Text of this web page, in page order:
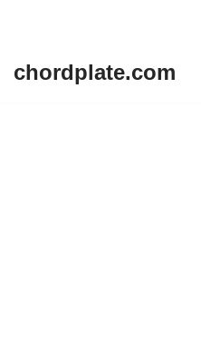
chordplate.com